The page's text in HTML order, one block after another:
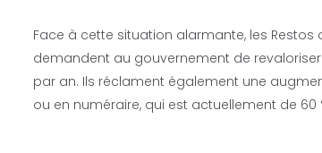
Face à cette situation alarmante, les
demandent au gouvernement de
par an. Ils réclament également une
ou en numéraire, qui est actuellement de 60